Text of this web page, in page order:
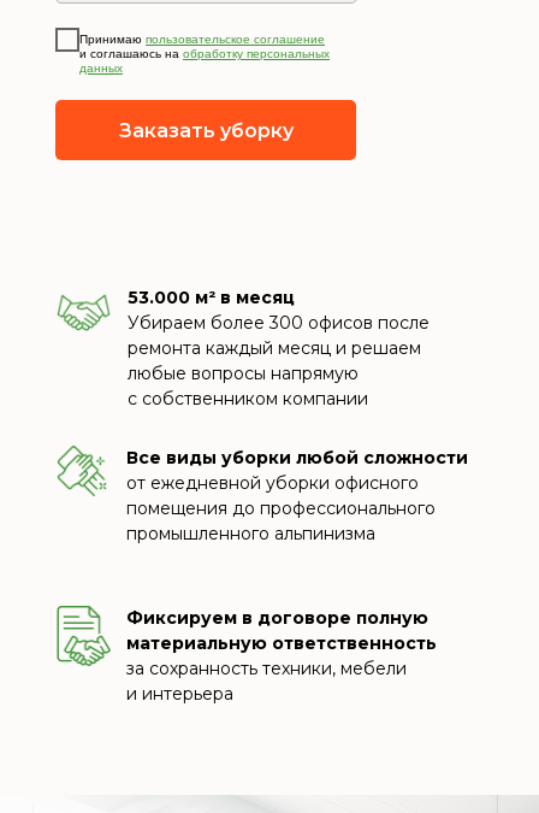
Принимаю пользовательское соглашение
и соглашаюсь на обработку персональных
данных
Заказать уборку
Все виды уборки любой сложности
от ежедневной уборки офисного
помещения до профессионального
промышленного альпинизма
Фиксируем в договоре полную
материальную ответственность
за сохранность техники, мебели
и интерьера
53.000 м² в месяц
Убираем более 300 офисов после
ремонта каждый месяц и решаем
любые вопросы напрямую
с собственником компании